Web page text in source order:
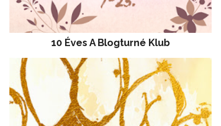
10 Éves A Blogturné Klub